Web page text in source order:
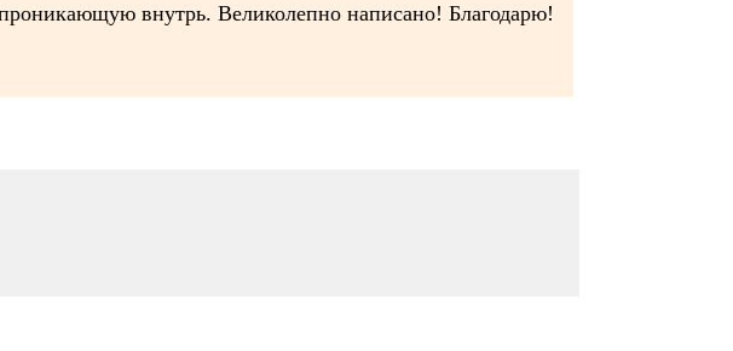
внутрь. Великолепно написано! Благодарю!